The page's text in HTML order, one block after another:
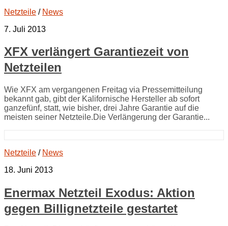
Netzteile / News
7. Juli 2013
XFX verlängert Garantiezeit von
Netzteilen
Wie XFX am vergangenen Freitag via Pressemitteilung
bekannt gab, gibt der Kalifornische Hersteller ab sofort
ganzefünf, statt, wie bisher, drei Jahre Garantie auf die
meisten seiner Netzteile.Die Verlängerung der Garantie...
Netzteile / News
18. Juni 2013
Enermax Netzteil Exodus: Aktion
gegen Billignetzteile gestartet